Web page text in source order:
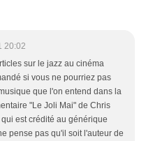
20:02
sur le jazz au cinéma
si vous ne pourriez pas
que l'on entend dans la
"Le Joli Mai" de Chris
est crédité au générique
pense pas qu'il soit l'auteur de